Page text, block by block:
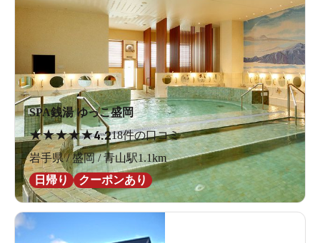
SPA銭湯 ゆっこ盛岡
★★★★★4.218件の口コミ
岩手県 / 盛岡 / 青山駅1.1km
日帰り
クーポンあり